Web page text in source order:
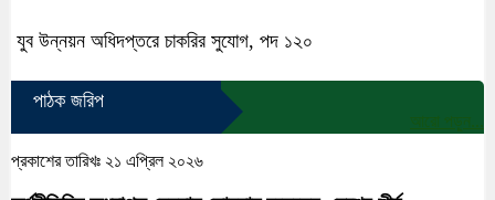
যুব উন্নয়ন অধিদপ্তরে চাকরির সুযোগ, পদ ১২০
আরো পড়ুন...
পাঠক জরিপ
প্রকাশের তারিখঃ ২১ এপ্রিল ২০২৬